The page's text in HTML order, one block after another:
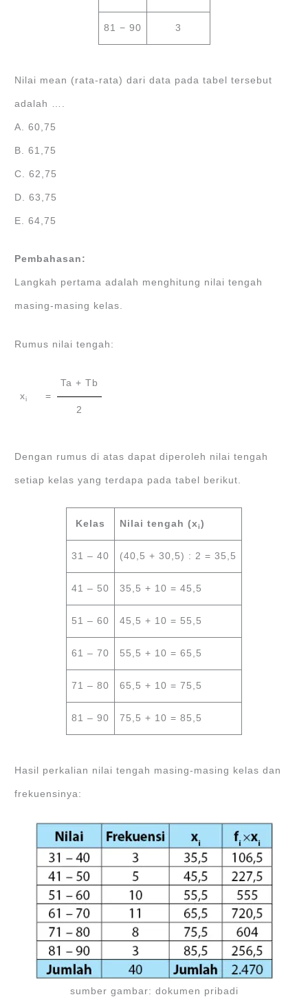
81 − 90 3
Nilai mean (rata-rata) dari data pada tabel tersebut
adalah ….
A. 60,75
B. 61,75
C. 62,75
D. 63,75
E. 64,75
Pembahasan:
Langkah pertama adalah menghitung nilai tengah
masing-masing kelas.
Rumus nilai tengah:
xi =
Ta + Tb
2
Dengan rumus di atas dapat diperoleh nilai tengah
setiap kelas yang terdapa pada tabel berikut.
Kelas Nilai tengah (xi)
31 – 40 (40,5 + 30,5) : 2 = 35,5
41 – 50 35,5 + 10 = 45,5
51 – 60 45,5 + 10 = 55,5
61 – 70 55,5 + 10 = 65,5
71 – 80 65,5 + 10 = 75,5
81 – 90 75,5 + 10 = 85,5
Hasil perkalian nilai tengah masing-masing kelas dan
frekuensinya:
sumber gambar: dokumen pribadi